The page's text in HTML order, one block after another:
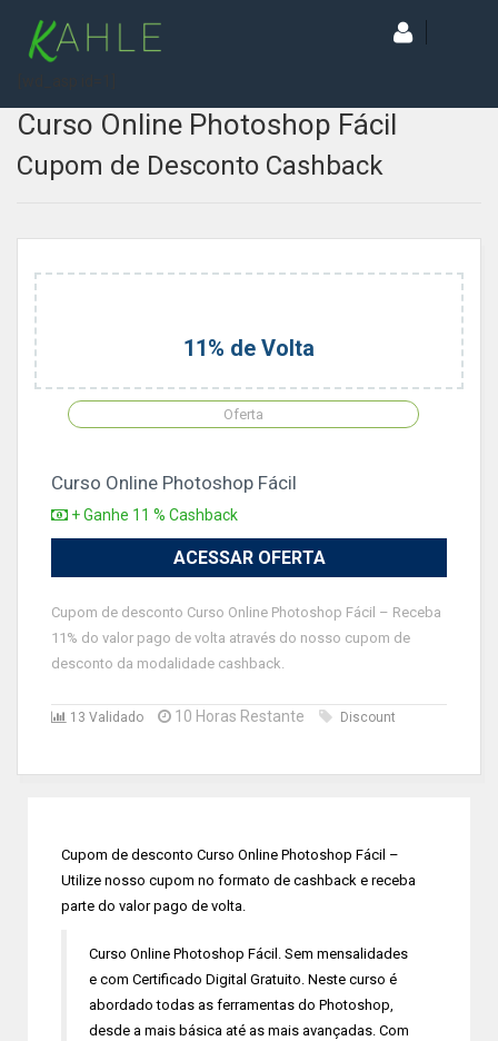
Curso Online Photoshop Fácil
Cupom de Desconto Cashback
11% de Volta
Oferta
Curso Online Photoshop Fácil
+ Ganhe 11 % Cashback
ACESSAR OFERTA
Cupom de desconto Curso Online Photoshop Fácil – Receba
11% do valor pago de volta através do nosso cupom de
desconto da modalidade cashback.
13 Validado 10 Horas Restante Discount
Cupom de desconto Curso Online Photoshop Fácil –
Utilize nosso cupom no formato de cashback e receba
parte do valor pago de volta.
Curso Online Photoshop Fácil. Sem mensalidades
e com Certificado Digital Gratuito. Neste curso é
abordado todas as ferramentas do Photoshop,
desde a mais básica até as mais avançadas. Com